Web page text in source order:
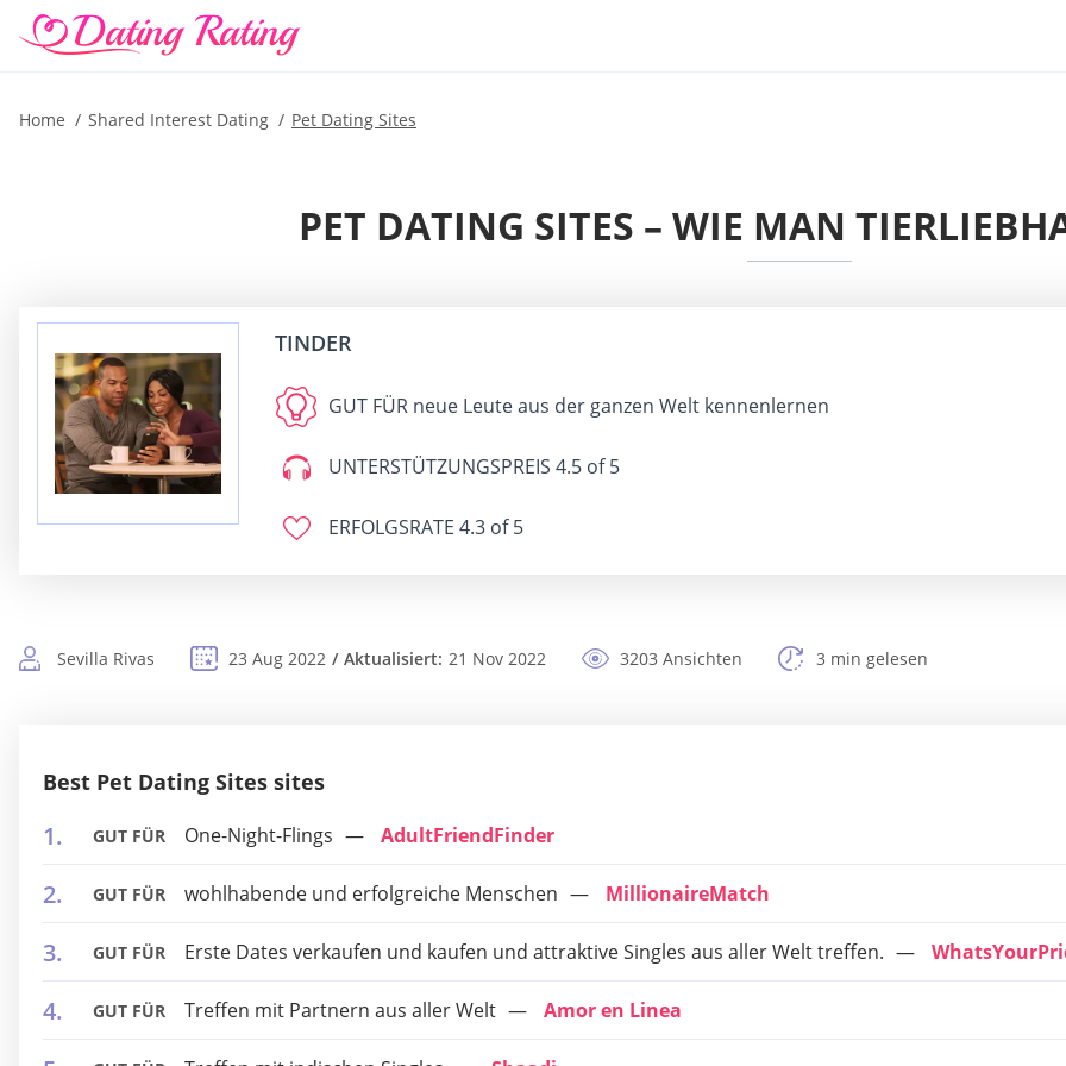
Home Shared Interest Dating Pet Dating Sites
PET DATING SITES – WIE MAN
TINDER
GUT FÜR neue Leute aus der ganzen Welt kennenlernen
UNTERSTÜTZUNGSPREIS 4.5 of 5
ERFOLGSRATE 4.3 of 5
Sevilla Rivas 23 Aug 2022 Aktualisiert: 21 Nov 2022 3203 Ansichten 3 min gelesen
Best Pet Dating Sites sites
GUT FÜR One-Night-Flings AdultFriendFinder
GUT FÜR wohlhabende und erfolgreiche Menschen MillionaireMatch
GUT FÜR Erste Dates verkaufen und kaufen und attraktive Singles aus aller Welt treffen.
GUT FÜR Treffen mit Partnern aus aller Welt Amor en Linea